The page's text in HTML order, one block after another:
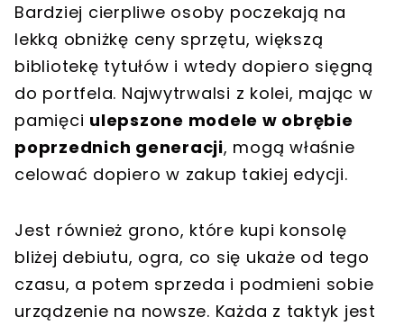
Bardziej cierpliwe osoby poczekają na
lekką obniżkę ceny sprzętu, większą
bibliotekę tytułów i wtedy dopiero sięgną
do portfela. Najwytrwalsi z kolei, mając w
pamięci ulepszone modele w obrębie
poprzednich generacji, mogą właśnie
celować dopiero w zakup takiej edycji.
Jest również grono, które kupi konsolę
bliżej debiutu, ogra, co się ukaże od tego
czasu, a potem sprzeda i podmieni sobie
urządzenie na nowsze. Każda z taktyk jest